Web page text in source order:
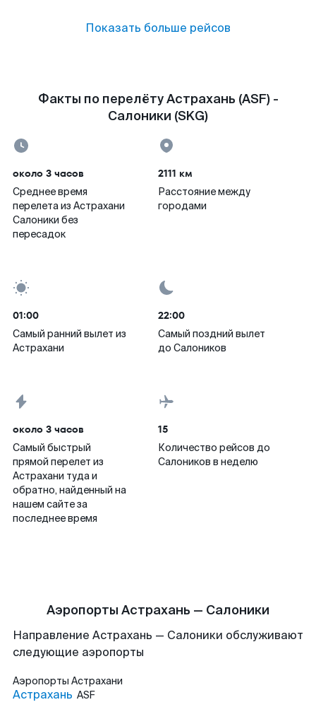
Показать больше рейсов
Факты по перелёту Астрахань (ASF) -
Салоники (SKG)
около 3 часов
Среднее время
перелета из Астрахани
Салоники без
пересадок
2111 км
Расстояние между
городами
01:00
Самый ранний вылет из
Астрахани
22:00
Самый поздний вылет
до Салоников
около 3 часов
Самый быстрый
прямой перелет из
Астрахани туда и
обратно, найденный на
нашем сайте за
последнее время
15
Количество рейсов до
Салоников в неделю
Аэропорты Астрахань — Салоники
Направление Астрахань — Салоники обслуживают
следующие аэропорты
Аэропорты Астрахани
Астрахань ASF